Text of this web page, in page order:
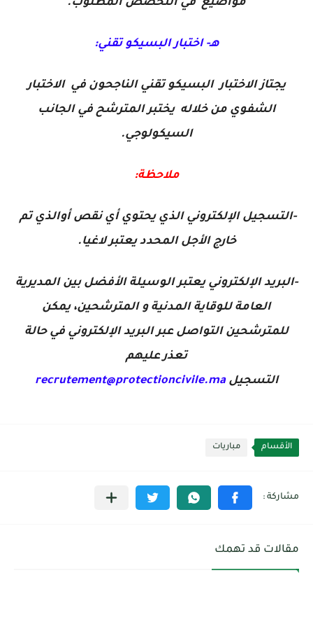
مواضيع في التخصص المطلوب.
هـ- اختبار البسيكو تقني:
يجتاز الاختبار البسيكو تقني الناجحون في الاختبار
الشفوي من خلاله يختبر المترشح في الجانب
السيكولوجي.
ملاحظة:
-التسجيل الإلكتروني الذي يحتوي أي نقص أوالذي تم
خارج الأجل المحدد يعتبر لاغيا.
-البريد الإلكتروني يعتبر الوسيلة الأفضل بين المديرية
العامة للوقاية المدنية و المترشحين، يمكن
للمترشحين التواصل عبر البريد الإلكتروني في حالة
تعذر عليهم
التسجيلrecrutement@protectioncivile.ma
الأقسام مباريات
مقالات قد تهمك